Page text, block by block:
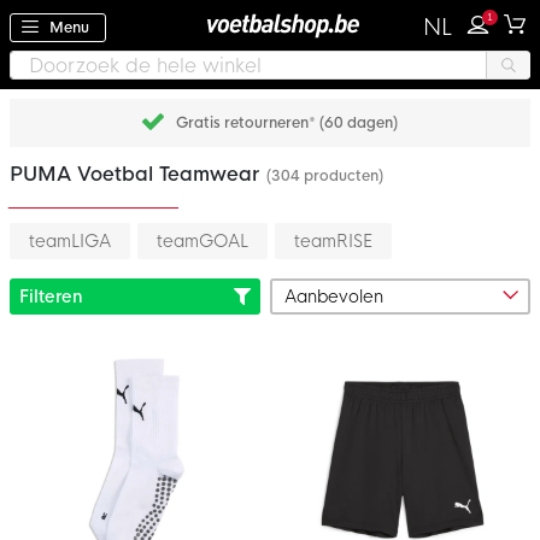
Menu NL 1
Gratis retourneren* (60 dagen)
PUMA Voetbal Teamwear (304 producten)
teamLIGA teamGOAL teamRISE
Filteren